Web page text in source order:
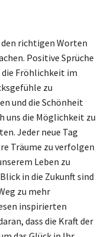
den richtigen Worten
Positive Sprüche
Fröhlichkeit im
zu
und die Schönheit
uns die Möglichkeit zu
Jeder neue Tag
Träume zu verfolgen
Leben zu
in die Zukunft sind
zu mehr
inspirierten
dass die Kraft der